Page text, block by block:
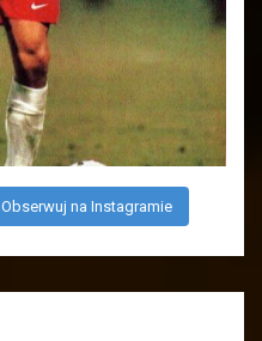
Obserwuj na Instagramie